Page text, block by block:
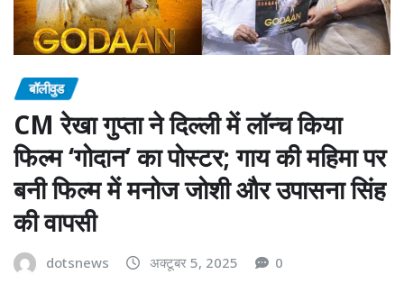
बॉलीवुड
CM रेखा गुप्ता ने दिल्ली में लॉन्च किया
फिल्म ‘गोदान’ का पोस्टर; गाय की महिमा पर
बनी फिल्म में मनोज जोशी और उपासना सिंह
की वापसी
dotsnews अक्टूबर 5, 2025 0